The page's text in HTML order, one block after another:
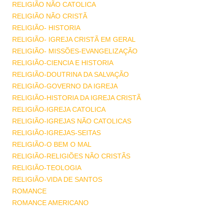
RELIGIÃO NÃO CATOLICA
RELIGIÃO NÃO CRISTÃ
RELIGIÃO- HISTORIA
RELIGIÃO- IGREJA CRISTÃ EM GERAL
RELIGIÃO- MISSÕES-EVANGELIZAÇÃO
RELIGIÃO-CIENCIA E HISTORIA
RELIGIÃO-DOUTRINA DA SALVAÇÃO
RELIGIÃO-GOVERNO DA IGREJA
RELIGIÃO-HISTORIA DA IGREJA CRISTÃ
RELIGIÃO-IGREJA CATOLICA
RELIGIÃO-IGREJAS NÃO CATOLICAS
RELIGIÃO-IGREJAS-SEITAS
RELIGIÃO-O BEM O MAL
RELIGIÃO-RELIGIÕES NÃO CRISTÃS
RELIGIÃO-TEOLOGIA
RELIGIÃO-VIDA DE SANTOS
ROMANCE
ROMANCE AMERICANO